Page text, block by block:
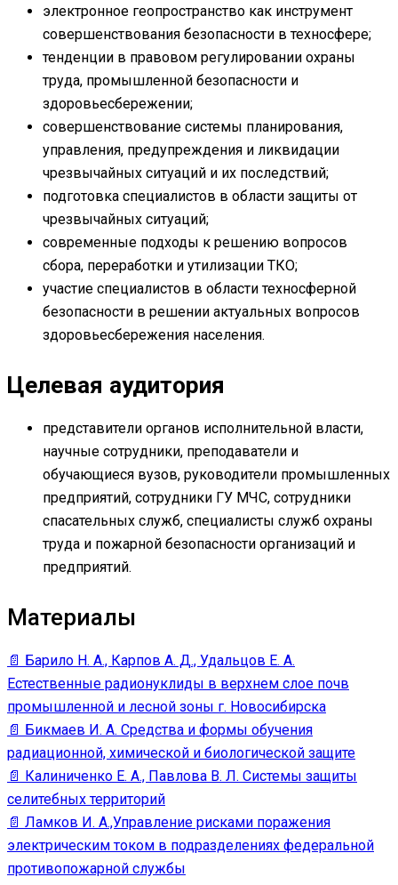
электронное геопространство как инструмент
совершенствования безопасности в техносфере;
тенденции в правовом регулировании охраны
труда, промышленной безопасности и
здоровьесбережении;
совершенствование системы планирования,
управления, предупреждения и ликвидации
чрезвычайных ситуаций и их последствий;
подготовка специалистов в области защиты от
чрезвычайных ситуаций;
современные подходы к решению вопросов
сбора, переработки и утилизации ТКО;
участие специалистов в области техносферной
безопасности в решении актуальных вопросов
здоровьесбережения населения.
Целевая аудитория
представители органов исполнительной власти,
научные сотрудники, преподаватели и
обучающиеся вузов, руководители промышленных
предприятий, сотрудники ГУ МЧС, сотрудники
спасательных служб, специалисты служб охраны
труда и пожарной безопасности организаций и
предприятий.
Материалы
📄 Барило Н. А., Карпов А. Д., Удальцов Е. А.
Естественные радионуклиды в верхнем слое почв
промышленной и лесной зоны г. Новосибирска
📄 Бикмаев И. А. Средства и формы обучения
радиационной, химической и биологической защите
📄 Калиниченко Е. А., Павлова В. Л. Системы защиты
селитебных территорий
📄 Ламков И. А.,Управление рисками поражения
электрическим током в подразделениях федеральной
противопожарной службы